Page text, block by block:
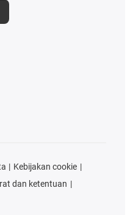
Kebijakan cookie
dan ketentuan